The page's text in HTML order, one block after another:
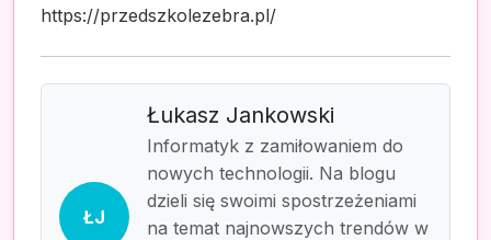
https://przedszkolezebra.pl/
ŁJ
Łukasz Jankowski
Informatyk z zamiłowaniem do
nowych technologii. Na blogu
dzieli się swoimi spostrzeżeniami
na temat najnowszych trendów w